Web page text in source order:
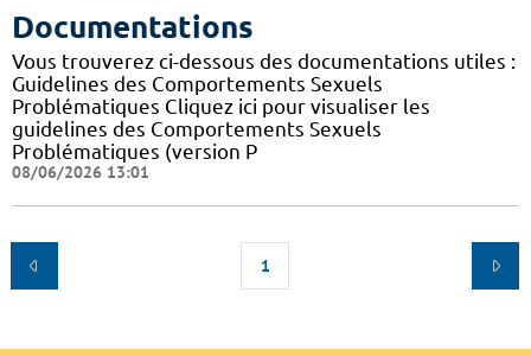
Documentations
Vous trouverez ci-dessous des documentations utiles :
Guidelines des Comportements Sexuels
Problématiques Cliquez ici pour visualiser les
guidelines des Comportements Sexuels
Problématiques (version P
08/06/2026 13:01
1